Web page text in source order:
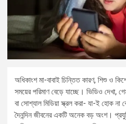
অধিকাংশ মা-বাবাই চিন্তিত কারণ, শিশু ও
সময়ের পরিমাণ বেড়ে যাচ্ছে। ভিডিও দেখা,
বা সোশ্যাল মিডিয়া স্ক্রল করা- যা-ই হোক না
দৈনন্দিন জীবনের একটি অনেক বড় অংশ।